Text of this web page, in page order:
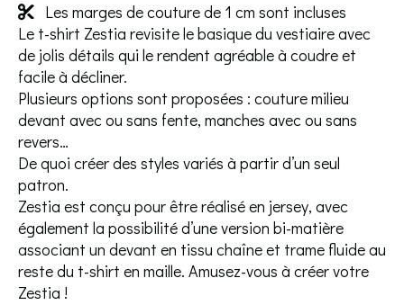

Les marges de couture de 1 cm sont incluses
Le t-shirt Zestia revisite le basique du vestiaire avec
de jolis détails qui le rendent agréable à coudre et
facile à décliner.
Plusieurs options sont proposées : couture milieu
devant avec ou sans fente, manches avec ou sans
revers…
De quoi créer des styles variés à partir d’un seul
patron.
Zestia est conçu pour être réalisé en jersey, avec
également la possibilité d’une version bi-matière
associant un devant en tissu chaîne et trame fluide au
reste du t-shirt en maille. Amusez-vous à créer votre
Zestia !